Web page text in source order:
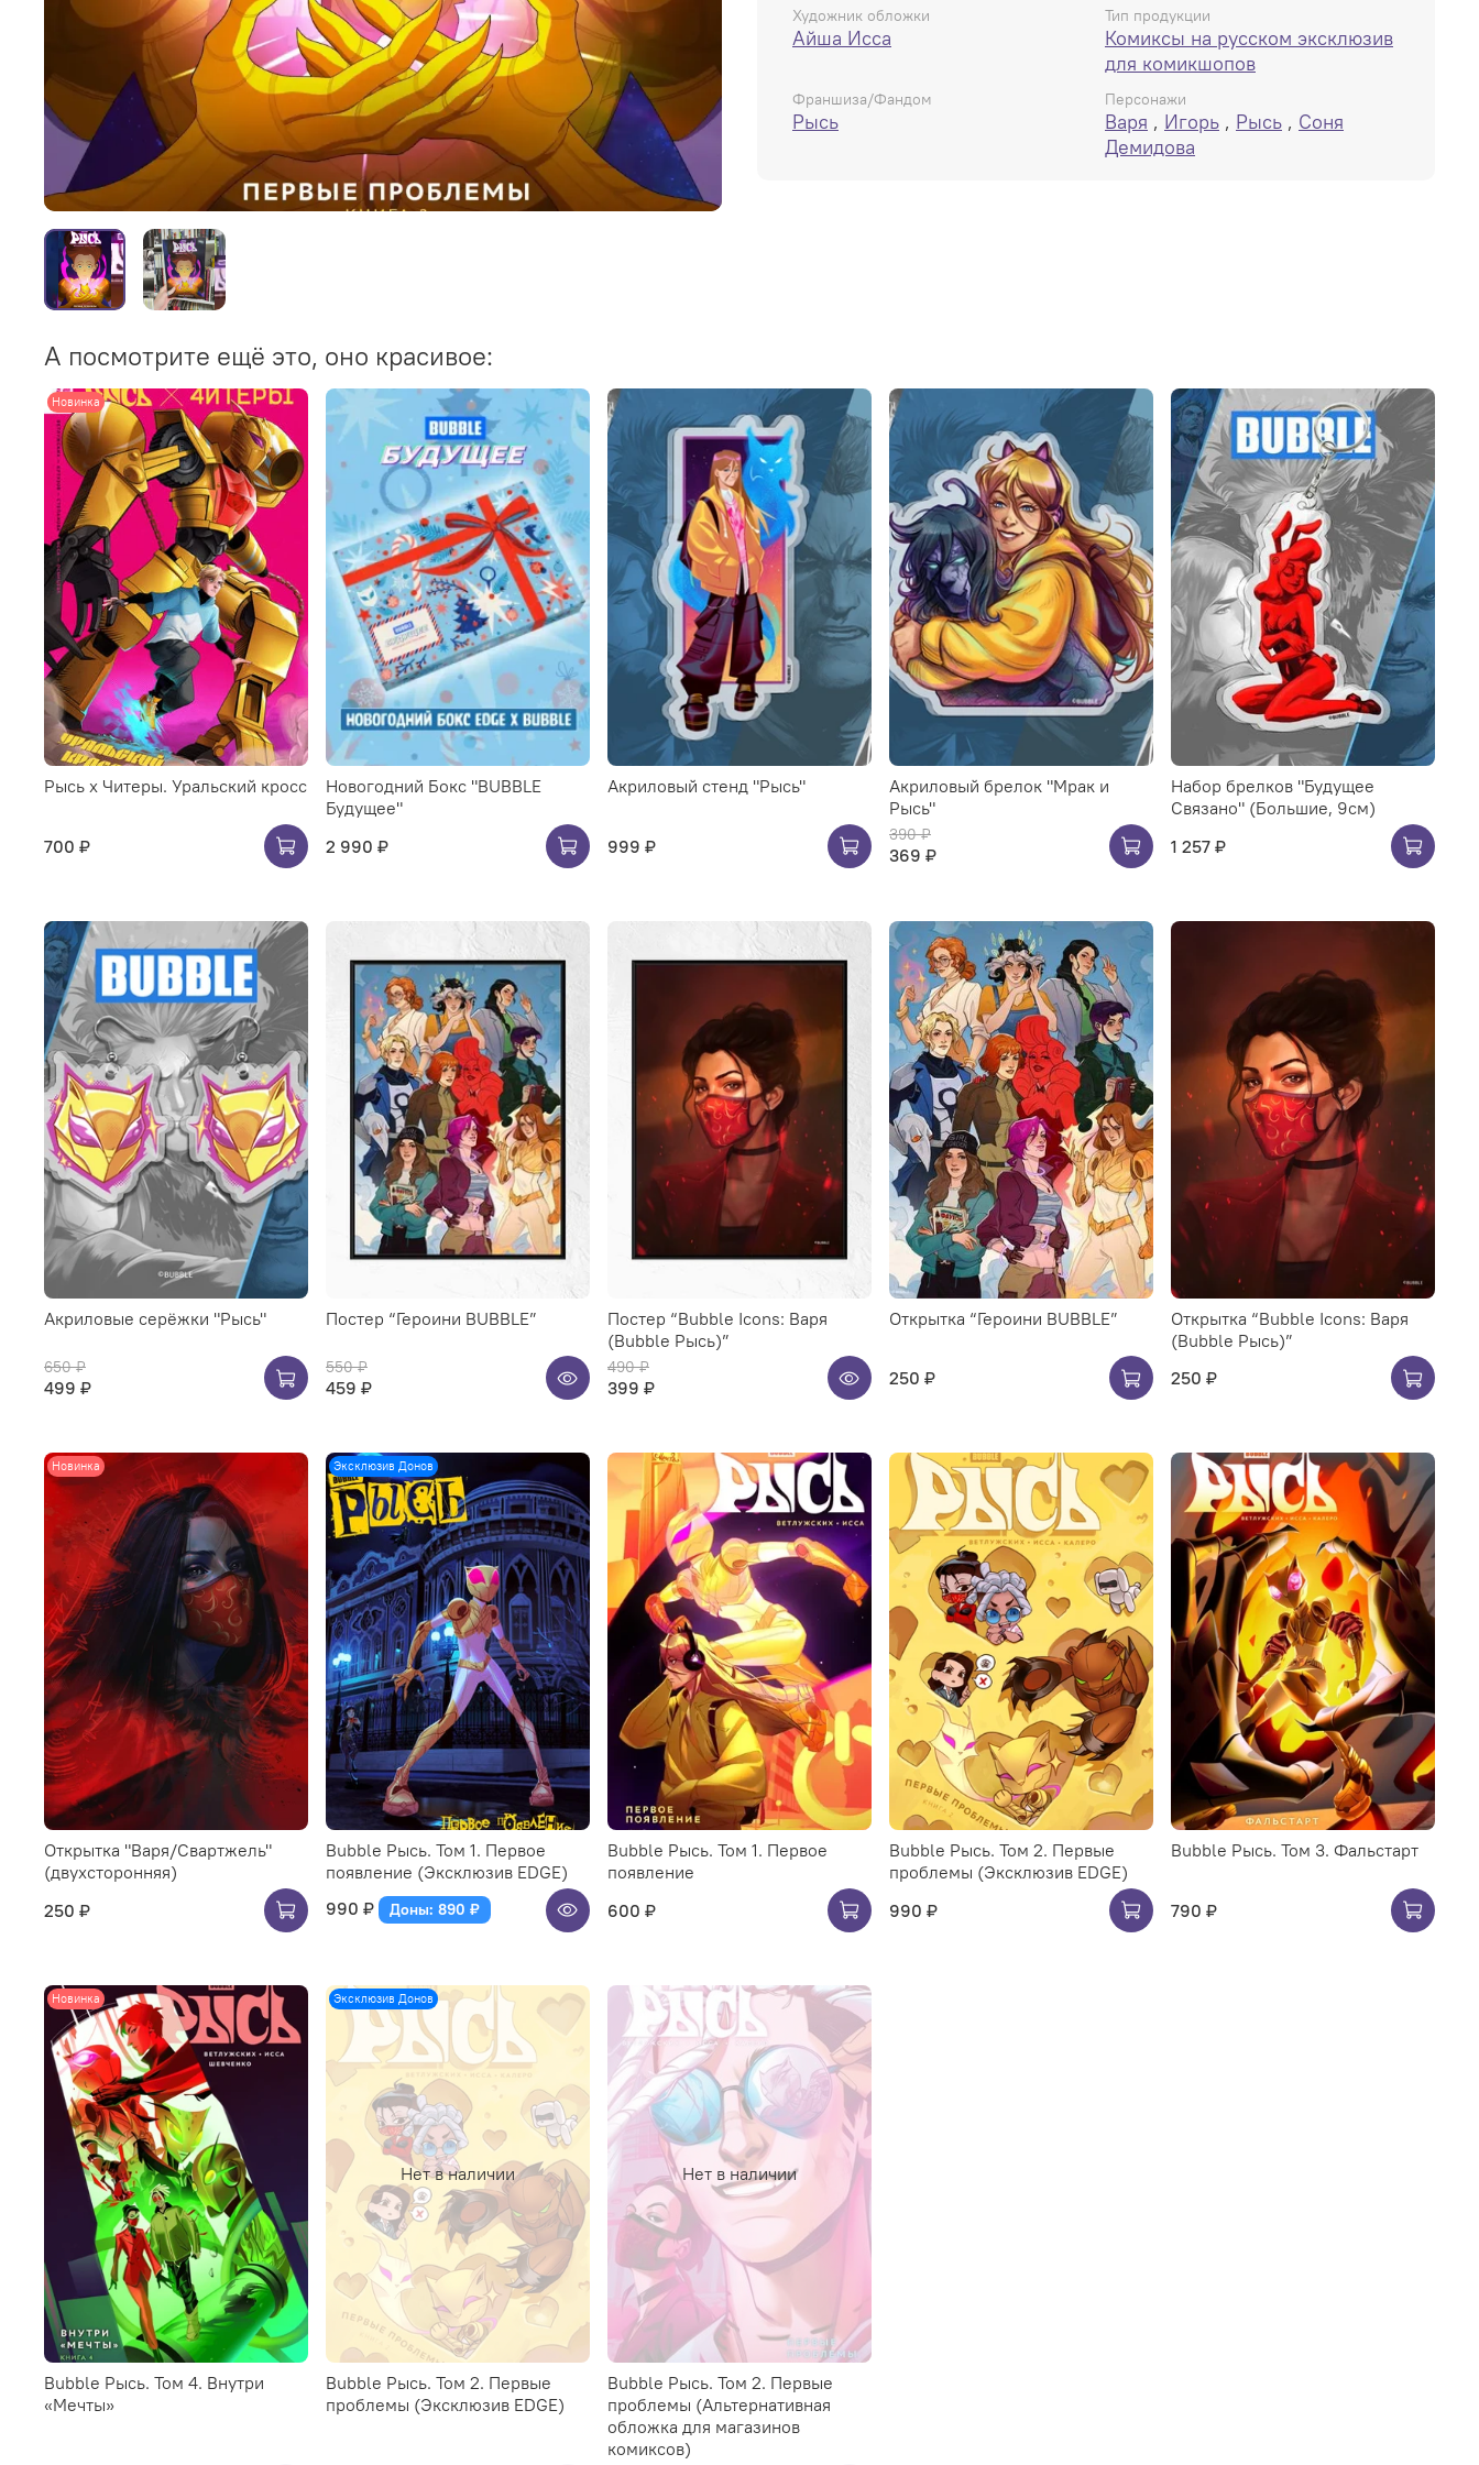
Художник обложки
Айша Исса
Тип продукции
Комиксы на русском эксклюзив
для комикшопов
Франшиза/Фандом
Рысь
Персонажи
Варя , Игорь , Рысь , Соня
Демидова
А посмотрите ещё это, оно красивое:
Новинка
Рысь х Читеры. Уральский кросс
700 ₽
Новогодний Бокс "BUBBLE
Будущее"
2 990 ₽
Акриловый стенд "Рысь"
999 ₽
Акриловый брелок "Мрак и
Рысь"
390 ₽
369 ₽
Набор брелков "Будущее
Связано" (Большие, 9см)
1 257 ₽
Акриловые серёжки "Рысь"
650 ₽
499 ₽
Постер “Героини BUBBLE”
550 ₽
459 ₽
Постер “Bubble Icons: Варя
(Bubble Рысь)”
490 ₽
399 ₽
Открытка “Героини BUBBLE”
250 ₽
Открытка “Bubble Icons: Варя
(Bubble Рысь)”
250 ₽
Новинка
Открытка "Варя/Свартжель"
(двухсторонняя)
250 ₽
Эксклюзив Донов
Bubble Рысь. Том 1. Первое
появление (Эксклюзив EDGE)
990 ₽
Доны: 890 ₽
Bubble Рысь. Том 1. Первое
появление
600 ₽
Bubble Рысь. Том 2. Первые
проблемы (Эксклюзив EDGE)
990 ₽
Bubble Рысь. Том 3. Фальстарт
790 ₽
Новинка
Bubble Рысь. Том 4. Внутри
«Мечты»
Нет в наличии
Эксклюзив Донов
Bubble Рысь. Том 2. Первые
проблемы (Эксклюзив EDGE)
Нет в наличии
Bubble Рысь. Том 2. Первые
проблемы (Альтернативная
обложка для магазинов
комиксов)